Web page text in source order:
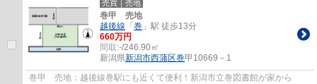
売買｜売地
巻甲 売地
越後線 「 巻 」駅 徒歩13分
660万円
間取:-/246.90㎡
新潟県新潟市西蒲区巻甲10669－1
巻甲 売地：越後線巻駅にも近くて便利！新潟市立巻図書館が家から